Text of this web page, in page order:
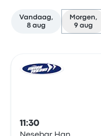
Vandaag,
8 aug
Morgen,
9 aug
11:30